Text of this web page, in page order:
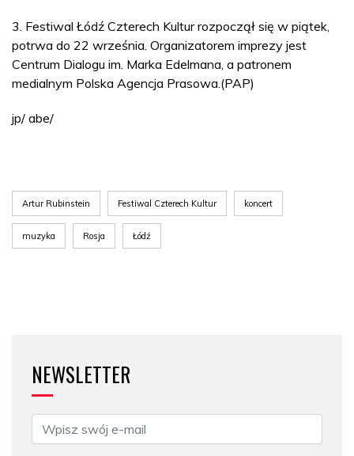
3. Festiwal Łódź Czterech Kultur rozpoczął się w piątek,
potrwa do 22 września. Organizatorem imprezy jest
Centrum Dialogu im. Marka Edelmana, a patronem
medialnym Polska Agencja Prasowa.(PAP)
jp/ abe/
Artur Rubinstein Festiwal Czterech Kultur koncert
muzyka Rosja Łódź
NEWSLETTER